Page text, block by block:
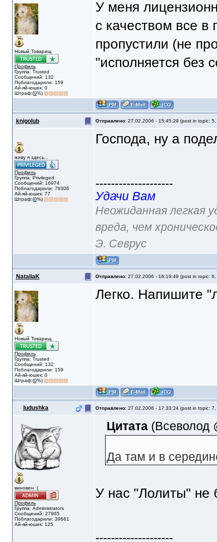
Новый Товарищ
Профиль
Группа: Trusted
Сообщений: 132
Поблагодарили: 159
Ай-яй-юшек: 0
Штраф:(0%)
У меня
с качеством все в
пропустили (не
"исполняется без
knigolub Отправлено: 27.02.2006 - 15:45:29 (post in topic: 5,
живу я здесь...
Профиль
Группа: Privileged
Сообщений: 16974
Поблагодарили: 79306
Ай-яй-юшек: 77
Штраф:(0%)
Господа, ну а
--------------------
Удачи Вам
Неожиданная легкая
вреда, чем
Э. Севрус
NataliaK Отправлено: 27.02.2006 - 16:19:49 (post in topic: 6,
Новый Товарищ
Профиль
Группа: Trusted
Сообщений: 132
Поблагодарили: 159
Ай-яй-юшек: 0
Штраф:(0%)
Легко. Напишите
Iudushka Отправлено: 27.02.2006 - 17:33:24 (post in topic: 7,
виновен :(
Профиль
Группа: Administrators
Сообщений: 27965
Поблагодарили: 39661
Ай-яй-юшек: 125
Цитата(Всеволод
Да там и в
У нас "Лолиты" не
--------------------